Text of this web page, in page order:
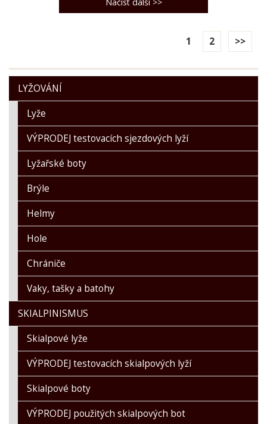
1 2 >>
LYŽOVÁNÍ
Lyže
VÝPRODEJ testovacích sjezdových lyží
Lyžařské boty
Brýle
Helmy
Hole
Chrániče
Vaky, tašky a batohy
SKIALPINISMUS
Skialpové lyže
VÝPRODEJ testovacích skialpových lyží
Skialpové boty
VÝPRODEJ použitých skialpových bot